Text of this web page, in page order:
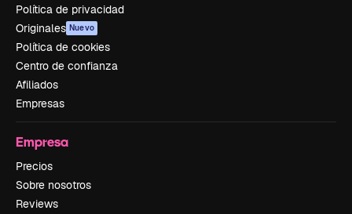
Política de privacidad
Originales Nuevo
Política de cookies
Centro de confianza
Afiliados
Empresas
Empresa
Precios
Sobre nosotros
Reviews